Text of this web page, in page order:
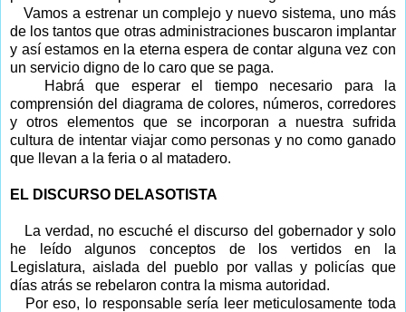
Vamos a estrenar un complejo y nuevo sistema, uno más
de los tantos que otras administraciones buscaron implantar
y así estamos en la eterna espera de contar alguna vez con
un servicio digno de lo caro que se paga.
Habrá que esperar el tiempo necesario para la
comprensión del diagrama de colores, números, corredores
y otros elementos que se incorporan a nuestra sufrida
cultura de intentar viajar como personas y no como ganado
que llevan a la feria o al matadero.
EL DISCURSO DELASOTISTA
La verdad, no escuché el discurso del gobernador y solo
he leído algunos conceptos de los vertidos en la
Legislatura, aislada del pueblo por vallas y policías que
días atrás se rebelaron contra la misma autoridad.
Por eso, lo responsable sería leer meticulosamente toda